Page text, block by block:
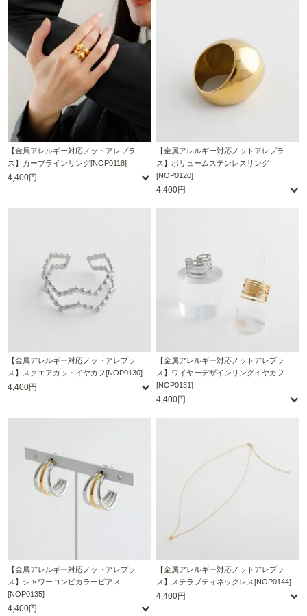
【金属アレルギー対応ノットアレプラ
ス】カーブラインリング[NOP0118]
4,400円
【金属アレルギー対応ノットアレプラ
ス】ボリュームステンレスリング
[NOP0120]
4,400円
【金属アレルギー対応ノットアレプラ
ス】スクエアカットイヤカフ[NOP0130]
4,400円
【金属アレルギー対応ノットアレプラ
ス】ワイヤーデザインリングイヤカフ
[NOP0131]
4,400円
【金属アレルギー対応ノットアレプラ
ス】シャワーコンビカラーピアス
[NOP0135]
4,400円
【金属アレルギー対応ノットアレプラ
ス】ステラプティネックレス[NOP0144]
4,400円